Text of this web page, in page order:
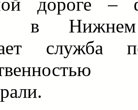
дороге –
в Нижнем
служба